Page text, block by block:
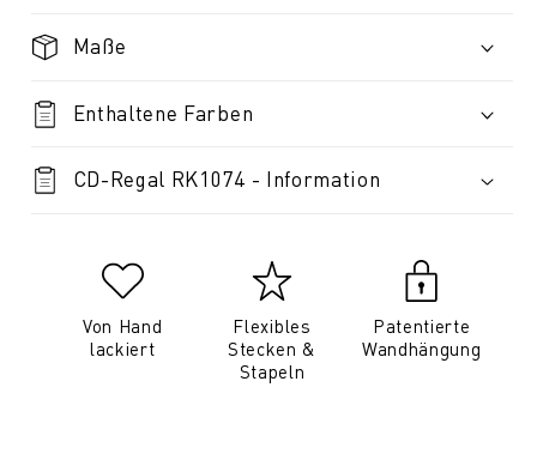
Maße
Enthaltene Farben
CD-Regal RK1074 - Information
Von Hand
lackiert
Flexibles
Stecken &
Stapeln
Patentierte
Wandhängung